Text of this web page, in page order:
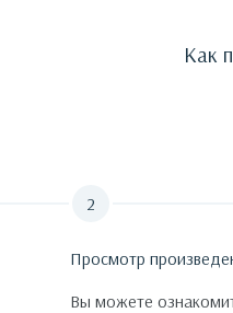
Как
Просмотр
Вы можете